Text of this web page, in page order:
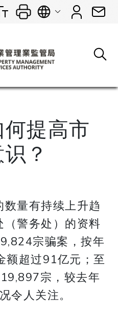
提高市
？
量有持续上升趋
警务处）的资料
宗骗案，按年
额超过91亿元；至
宗，较去年
令人关注。